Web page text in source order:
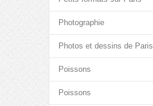
Photographie
Photos et dessins de Paris
Poissons
Poissons